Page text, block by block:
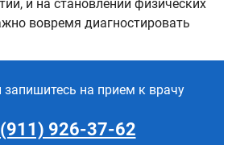
и на становлении физических
вовремя диагностировать
запишитесь на прием к врачу
926-37-62